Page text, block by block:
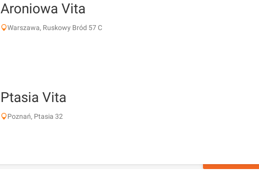
Aroniowa Vita
Warszawa, Ruskowy Bród 57 C
Ptasia Vita
Poznań, Ptasia 32